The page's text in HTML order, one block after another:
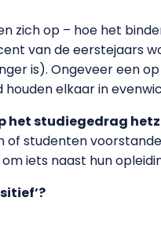
zich op – hoe het
van de eerstejaars
is). Ongeveer een
elkaar in
studiegedrag
of studenten
iets naast hun